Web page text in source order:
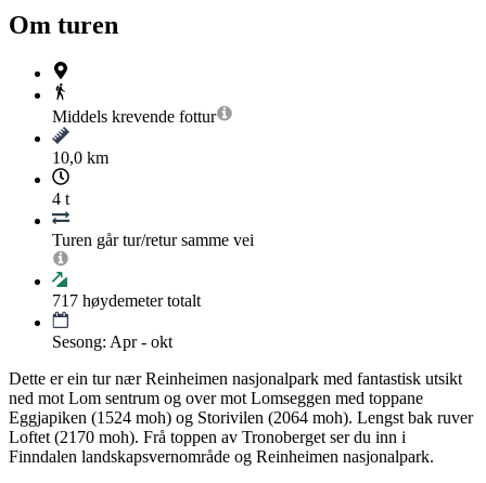
Om turen
Middels krevende fottur
10,0 km
4 t
Turen går tur/retur samme vei
717 høydemeter totalt
Sesong: Apr - okt
Dette er ein tur nær Reinheimen nasjonalpark med fantastisk utsikt
ned mot Lom sentrum og over mot Lomseggen med toppane
Eggjapiken (1524 moh) og Storivilen (2064 moh). Lengst bak ruver
Loftet (2170 moh). Frå toppen av Tronoberget ser du inn i
Finndalen landskapsvernområde og Reinheimen nasjonalpark.